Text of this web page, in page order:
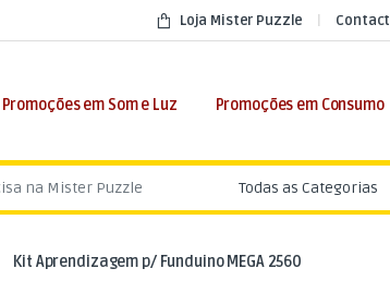
Loja Mister Puzzle
Promoções em Som e Luz Promoções em Consumo
Kit Aprendizagem p/ Funduino MEGA 2560